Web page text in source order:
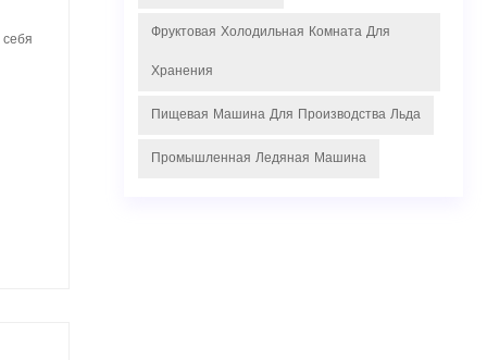
Фруктовая Холодильная Комната Для
Хранения
Пищевая Машина Для Производства Льда
Промышленная Ледяная Машина